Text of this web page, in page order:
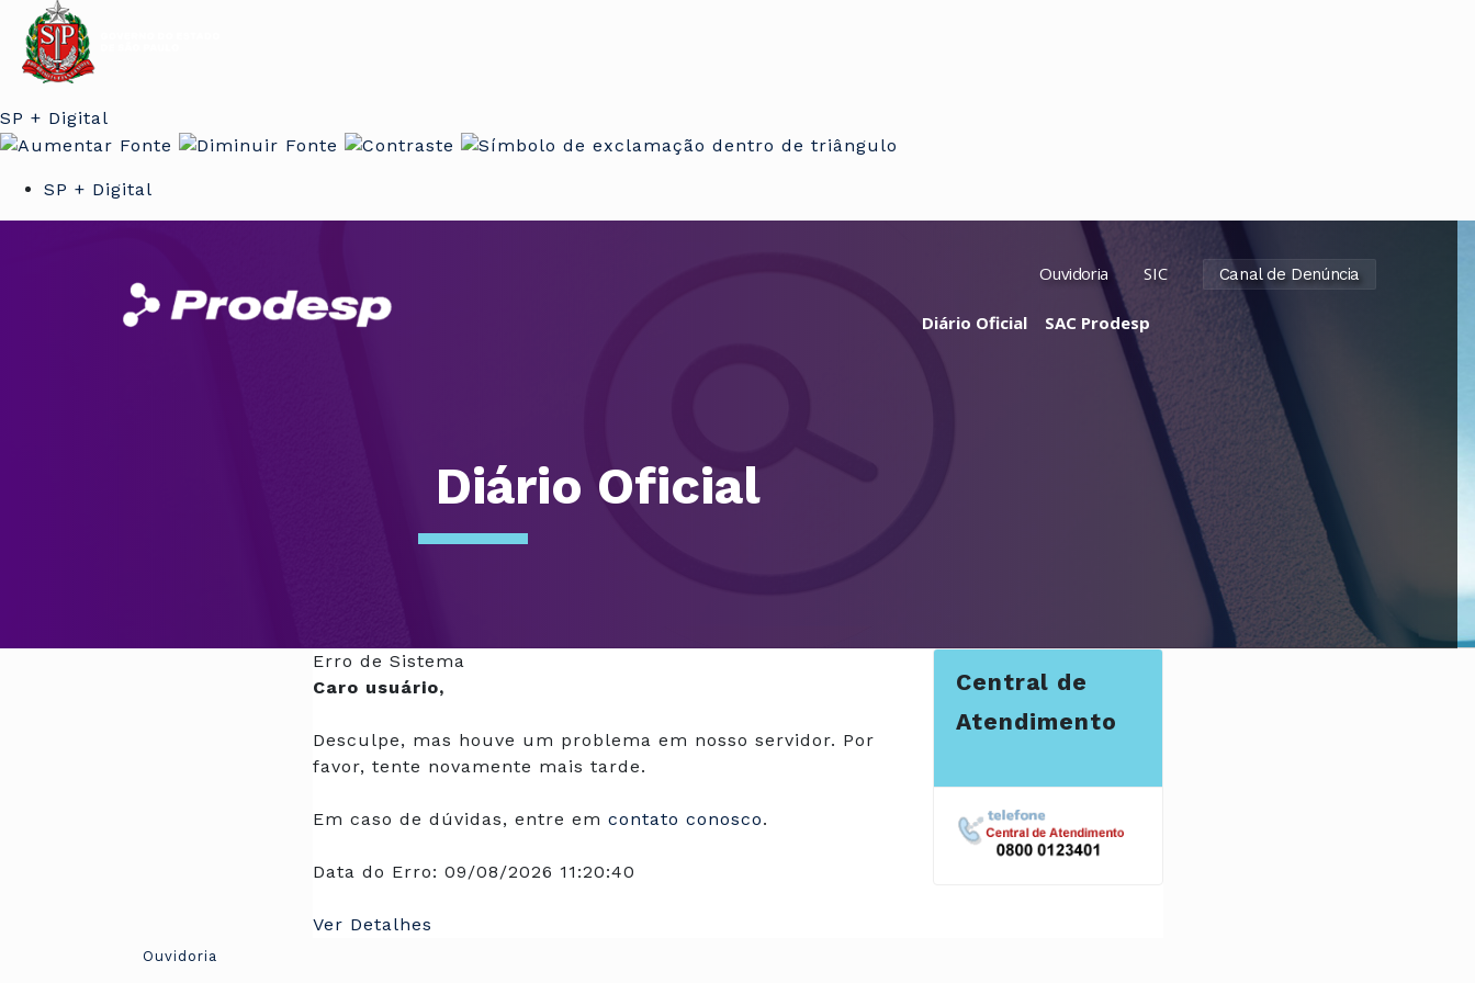
SP + Digital
SP + Digital
Ouvidoria SIC Canal de Denúncia
Diário Oficial SAC Prodesp
Diário Oficial
Erro de Sistema
Caro usuário,
Desculpe, mas houve um problema em nosso servidor. Por
favor, tente novamente mais tarde.
Em caso de dúvidas, entre em contato conosco.
Data do Erro: 09/08/2026 11:20:40
Ver Detalhes
Central de
Atendimento
Ouvidoria